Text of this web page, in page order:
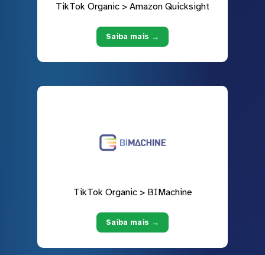
TikTok Organic > Amazon Quicksight
Saiba mais →
TikTok Organic > BIMachine
Saiba mais →